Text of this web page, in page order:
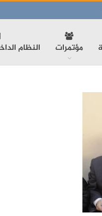
مؤتمرات النظام